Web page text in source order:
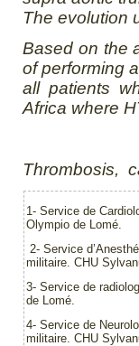
The evolution
Based on the
of performing
all patients
Africa where
Thrombosis,
1- Service de
Olympio de Lomé.
2- Service
militaire. CHU
3- Service de
de Lomé.
4- Service de
militaire. CHU